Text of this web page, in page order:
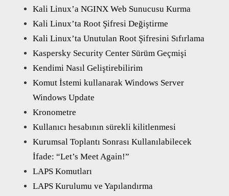
Kali Linux’a NGINX Web Sunucusu Kurma
Kali Linux’ta Root Şifresi Değiştirme
Kali Linux’ta Unutulan Root Şifresini Sıfırlama
Kaspersky Security Center Sürüm Geçmişi
Kendimi Nasıl Geliştirebilirim
Komut İstemi kullanarak Windows Server
Windows Update
Kronometre
Kullanıcı hesabının sürekli kilitlenmesi
Kurumsal Toplantı Sonrası Kullanılabilecek
İfade: “Let’s Meet Again!”
LAPS Komutları
LAPS Kurulumu ve Yapılandırma